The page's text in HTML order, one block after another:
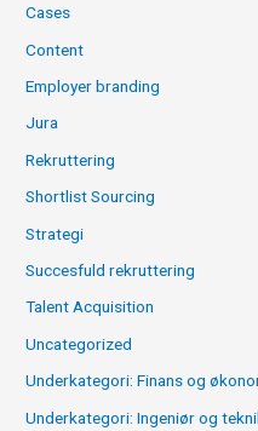
Cases
Content
Employer branding
Jura
Rekruttering
Shortlist Sourcing
Strategi
Succesfuld rekruttering
Talent Acquisition
Uncategorized
Underkategori: Finans og
Underkategori: Ingeniør og